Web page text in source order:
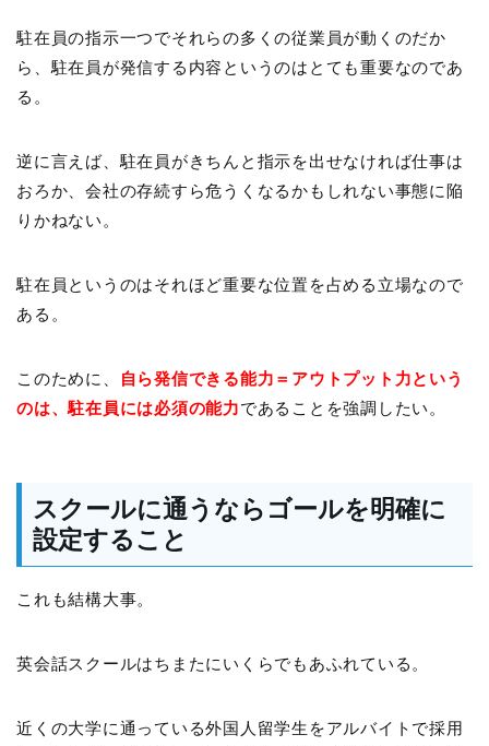
駐在員の指示一つでそれらの多くの従業員が動くのだか
ら、駐在員が発信する内容というのはとても重要なのであ
る。
逆に言えば、駐在員がきちんと指示を出せなければ仕事は
おろか、会社の存続すら危うくなるかもしれない事態に陥
りかねない。
駐在員というのはそれほど重要な位置を占める立場なので
ある。
このために、
自ら発信できる能力＝アウトプット力という
のは、駐在員には必須の能力であることを強調したい。
スクールに通うならゴールを明確に
設定すること
これも結構大事。
英会話スクールはちまたにいくらでもあふれている。
近くの大学に通っている外国人留学生をアルバイトで採用